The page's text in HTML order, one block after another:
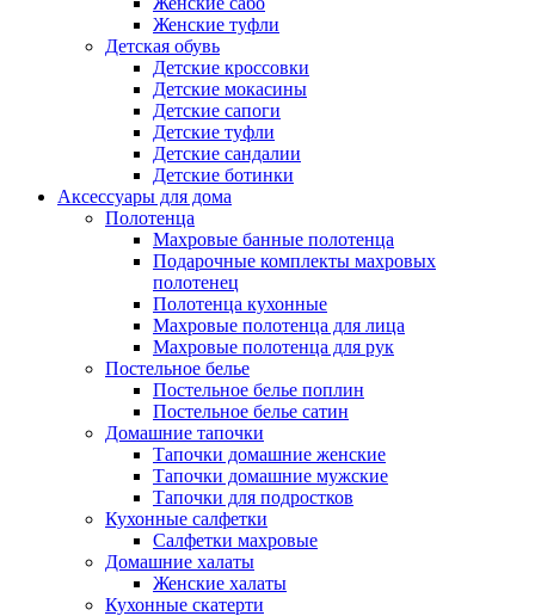
Женские туфли
Детская обувь
Детские кроссовки
Детские мокасины
Детские сапоги
Детские туфли
Детские сандалии
Детские ботинки
Аксессуары для дома
Полотенца
Махровые банные полотенца
Подарочные комплекты махровых
полотенец
Полотенца кухонные
Махровые полотенца для лица
Махровые полотенца для рук
Постельное белье
Постельное белье поплин
Постельное белье сатин
Домашние тапочки
Тапочки домашние женские
Тапочки домашние мужские
Тапочки для подростков
Кухонные салфетки
Салфетки махровые
Домашние халаты
Женские халаты
Кухонные скатерти